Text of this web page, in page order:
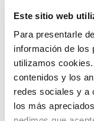
Este sitio web
Para presentarle
información de los
utilizamos
contenidos y los
redes sociales y a
los más